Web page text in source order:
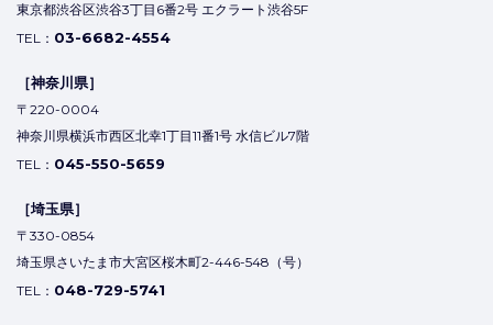
東京都渋谷区渋谷3丁目6番2号 エクラート渋谷5F
TEL： 03-6682-4554
［神奈川県］
〒220-0004
神奈川県横浜市西区北幸1丁目11番1号 水信ビル7階
TEL： 045-550-5659
［埼玉県］
〒330-0854
埼玉県さいたま市大宮区桜木町2-446-548（号）
TEL： 048-729-5741